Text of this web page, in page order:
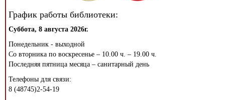
График работы библиотеки:
Суббота, 8 августа 2026г.
Понедельник - выходной
Со вторника по воскресенье – 10.00 ч. – 19.00 ч.
Последняя пятница месяца – санитарный день
Телефоны для связи:
8 (48745)2-54-19